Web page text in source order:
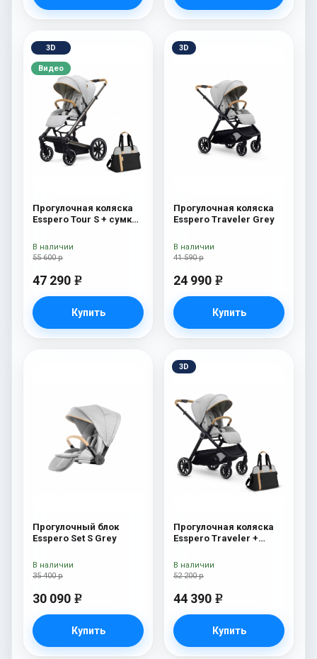
3D
Видео
Прогулочная коляска
Esspero Tour S + сумка
55 600 р
47 290 e
Купить
В наличии
3D
Прогулочная коляска
Esspero Traveler Grey
41 590 р
24 990 e
Купить
В наличии
Прогулочный блок
Esspero Set S Grey
35 400 р
30 090 e
Купить
В наличии
3D
Прогулочная коляска
Esspero Traveler +
52 200 р
44 390 e
Купить
В наличии